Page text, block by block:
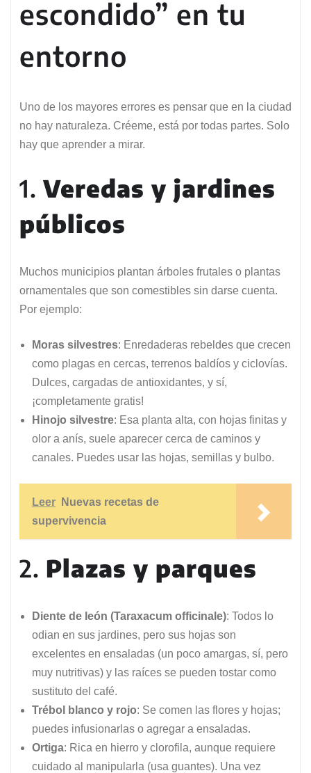
escondido” en tu
entorno
Uno de los mayores errores es pensar que en la ciudad
no hay naturaleza. Créeme, está por todas partes. Solo
hay que aprender a mirar.
1. Veredas y jardines
públicos
Muchos municipios plantan árboles frutales o plantas
ornamentales que son comestibles sin darse cuenta.
Por ejemplo:
Moras silvestres: Enredaderas rebeldes que crecen
como plagas en cercas, terrenos baldíos y ciclovías.
Dulces, cargadas de antioxidantes, y sí,
¡completamente gratis!
Hinojo silvestre: Esa planta alta, con hojas finitas y
olor a anís, suele aparecer cerca de caminos y
canales. Puedes usar las hojas, semillas y bulbo.
Leer
Nuevas recetas de
supervivencia
2. Plazas y parques
Diente de león (Taraxacum officinale): Todos lo
odian en sus jardines, pero sus hojas son
excelentes en ensaladas (un poco amargas, sí, pero
muy nutritivas) y las raíces se pueden tostar como
sustituto del café.
Trébol blanco y rojo: Se comen las flores y hojas;
puedes infusionarlas o agregar a ensaladas.
Ortiga: Rica en hierro y clorofila, aunque requiere
cuidado al manipularla (usa guantes). Una vez